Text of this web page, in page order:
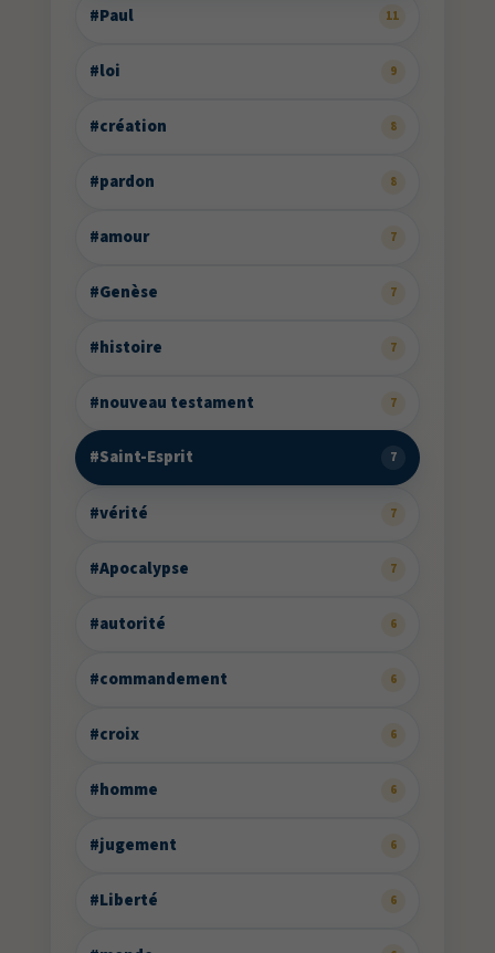
#Paul 11
#loi 9
#création 8
#pardon 8
#amour 7
#Genèse 7
#histoire 7
#nouveau testament 7
#Saint-Esprit 7
#vérité 7
#Apocalypse 7
#autorité 6
#commandement 6
#croix 6
#homme 6
#jugement 6
#Liberté 6